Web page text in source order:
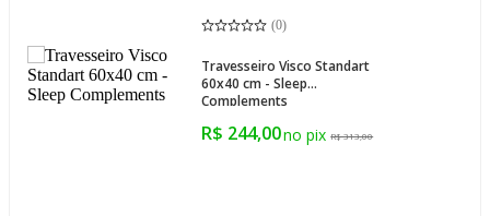
(0)
Travesseiro Visco Standart
60x40 cm - Sleep
Complements
R$ 244,00 R$ 313,00